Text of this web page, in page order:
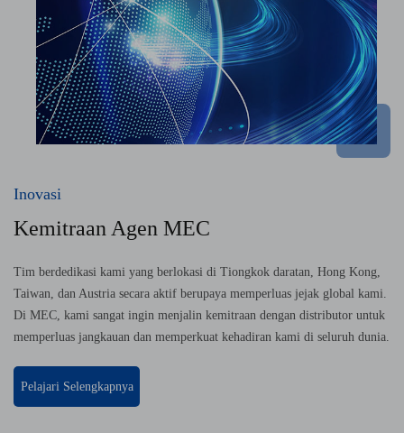
Inovasi
Kemitraan Agen MEC
Tim berdedikasi kami yang berlokasi di Tiongkok daratan, Hong Kong,
Taiwan, dan Austria secara aktif berupaya memperluas jejak global kami.
Di MEC, kami sangat ingin menjalin kemitraan dengan distributor untuk
memperluas jangkauan dan memperkuat kehadiran kami di seluruh dunia.
Pelajari Selengkapnya